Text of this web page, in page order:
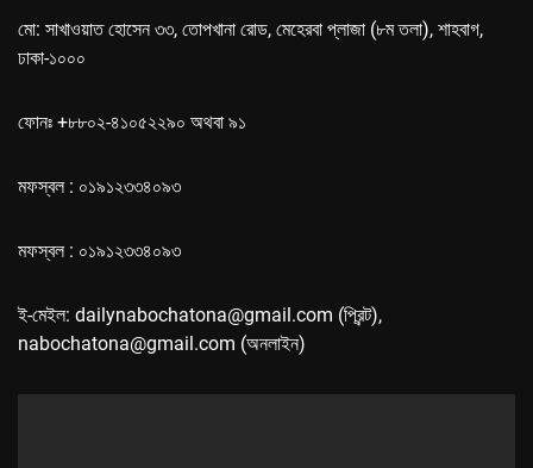
মো: সাখাওয়াত হোসেন ৩৩, তোপখানা রোড, মেহেরবা প্লাজা (৮ম তলা), শাহবাগ,
ঢাকা-১০০০
ফোনঃ +৮৮০২-৪১০৫২২৯০ অথবা ৯১
মফস্বল : ০১৯১২৩৩৪০৯৩
মফস্বল : ০১৯১২৩৩৪০৯৩
ই-মেইল: dailynabochatona@gmail.com (প্রিন্ট),
nabochatona@gmail.com (অনলাইন)